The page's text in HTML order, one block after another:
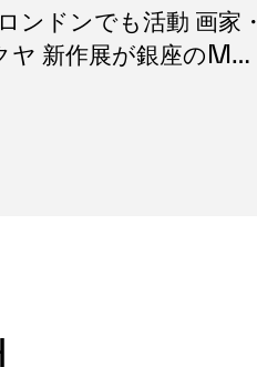
ンドンでも活動 画家・
ヤ 新作展が銀座のMH
催